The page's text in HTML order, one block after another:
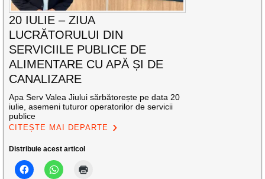
20 IULIE – ZIUA
LUCRĂTORULUI DIN
SERVICIILE PUBLICE DE
ALIMENTARE CU APĂ ȘI DE
CANALIZARE
Apa Serv Valea Jiului sărbătorește pe data 20
iulie, asemeni tuturor operatorilor de servicii
publice
CITEȘTE MAI DEPARTE
Distribuie acest articol